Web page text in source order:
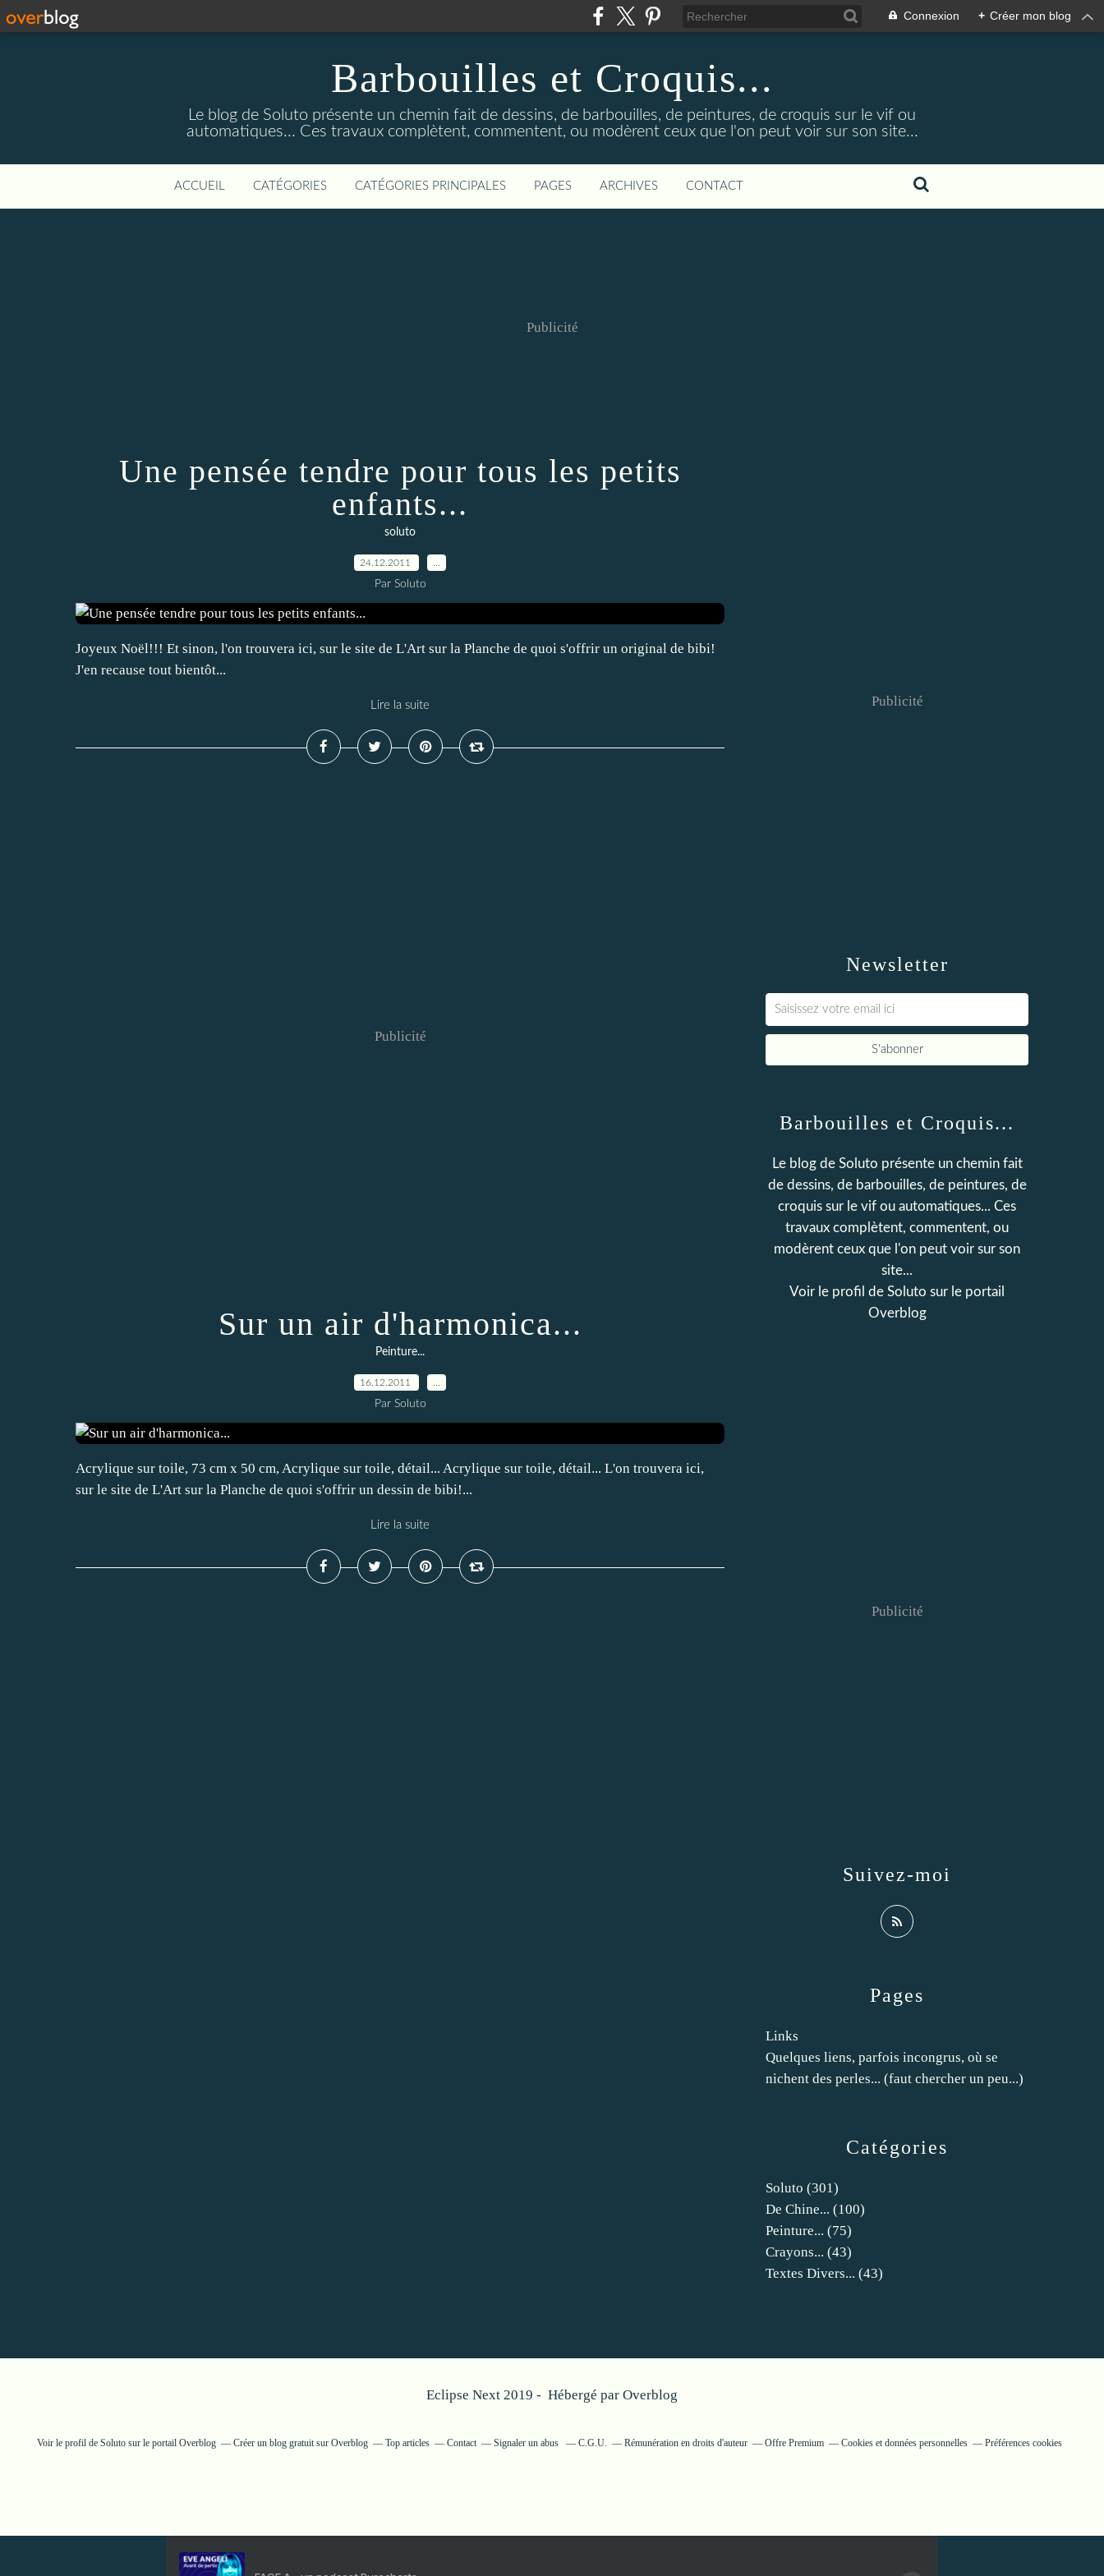
Connexion + Créer mon blog
Barbouilles et Croquis...
Le blog de Soluto présente un chemin fait de dessins, de barbouilles, de peintures, de croquis sur le vif ou
automatiques... Ces travaux complètent, commentent, ou modèrent ceux que l'on peut voir sur son site...
ACCUEIL CATÉGORIES CATÉGORIES PRINCIPALES PAGES ARCHIVES CONTACT
Publicité
Une pensée tendre pour tous les petits
enfants...
soluto
24.12.2011
Par Soluto
Joyeux Noël!!! Et sinon, l'on trouvera ici, sur le site de L'Art sur la Planche de quoi s'offrir un original de bibi!
J'en recause tout bientôt...
Lire la suite
Publicité
Sur un air d'harmonica...
Peinture...
16.12.2011
Par Soluto
Acrylique sur toile, 73 cm x 50 cm, Acrylique sur toile, détail... Acrylique sur toile, détail... L'on trouvera ici,
sur le site de L'Art sur la Planche de quoi s'offrir un dessin de bibi!...
Lire la suite
Newsletter
Publicité
Catégories
Soluto (301)
De Chine... (100)
Peinture... (75)
Crayons... (43)
Textes Divers... (43)
Pages
Links
Quelques liens, parfois incongrus, où se
nichent des perles... (faut chercher un peu...)
Barbouilles et Croquis...
Le blog de Soluto présente un chemin fait
de dessins, de barbouilles, de peintures, de
croquis sur le vif ou automatiques... Ces
travaux complètent, commentent, ou
modèrent ceux que l'on peut voir sur son
site...
Voir le profil de Soluto sur le portail
Overblog
Suivez-moi
Publicité
Eclipse Next 2019 - Hébergé par Overblog
Voir le profil de Soluto sur le portail Overblog Créer un blog gratuit sur Overblog Top articles Contact Signaler un abus C.G.U. Rémunération en droits d'auteur Offre Premium Cookies et données personnelles Préférences cookies